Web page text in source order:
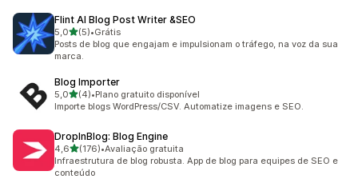
Flint AI Blog Post Writer &SEO
5,0de 5 estrelas
(5)
5 avaliações ao todo
•Grátis
Posts de blog que engajam e impulsionam o tráfego, na voz da sua
marca.
Blog Importer
5,0de 5 estrelas
(4)
4 avaliações ao todo
•Plano gratuito disponível
Importe blogs WordPress/CSV. Automatize imagens e SEO.
DropInBlog: Blog Engine
4,6de 5 estrelas
(176)
176 avaliações ao todo
•Avaliação gratuita
Infraestrutura de blog robusta. App de blog para equipes de SEO e
conteúdo